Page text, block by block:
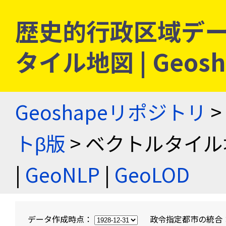
歴史的行政区域デ
タイル地図 |
Geoshapeリポジトリ >
トβ版 > ベクトルタイ
| GeoNLP | GeoLOD
データ作成時点： 政令指定都市の統